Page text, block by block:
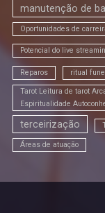
manutenção de
Oportunidades de
Potencial do live
Reparos ritual
Tarot Leitura de tarot
Espiritualidade
terceirização
Áreas de atuação